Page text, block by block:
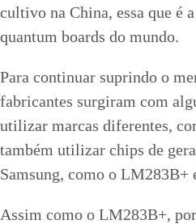
cultivo na China, essa que é
quantum boards do mundo.
Para continuar suprindo o
fabricantes surgiram com
utilizar marcas diferentes,
também utilizar chips de
Samsung, como o LM283B+
Assim como o LM283B+,